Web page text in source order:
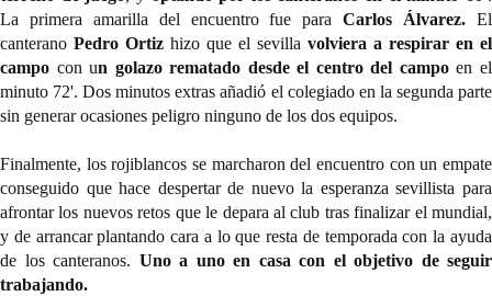
La primera amarilla del encuentro fue para Carlos Álvarez. El
canterano Pedro Ortiz hizo que el sevilla volviera a respirar en el
campo con un golazo rematado desde el centro del campo en el
minuto 72'. Dos minutos extras añadió el colegiado en la segunda parte
sin generar ocasiones peligro ninguno de los dos equipos.
Finalmente, los rojiblancos se marcharon del encuentro con un empate
conseguido que hace despertar de nuevo la esperanza sevillista para
afrontar los nuevos retos que le depara al club tras finalizar el mundial,
y de arrancar plantando cara a lo que resta de temporada con la ayuda
de los canteranos. Uno a uno en casa con el objetivo de seguir
trabajando.